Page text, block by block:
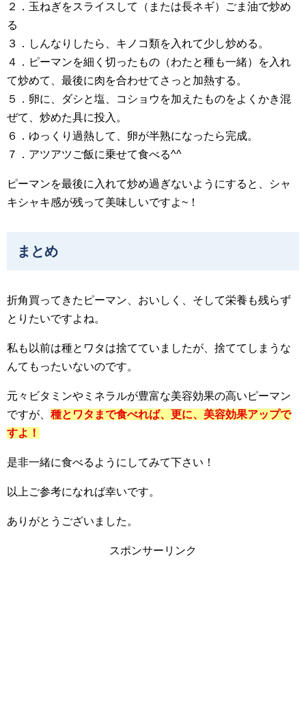
２．玉ねぎをスライスして（または長ネギ）ごま油で炒め
る
３．しんなりしたら、キノコ類を入れて少し炒める。
４．ピーマンを細く切ったもの（わたと種も一緒）を入れ
て炒めて、最後に肉を合わせてさっと加熱する。
５．卵に、ダシと塩、コショウを加えたものをよくかき混
ぜて、炒めた具に投入。
６．ゆっくり過熱して、卵が半熟になったら完成。
７．アツアツご飯に乗せて食べる^^
ピーマンを最後に入れて炒め過ぎないようにすると、シャ
キシャキ感が残って美味しいですよ~！
まとめ
折角買ってきたピーマン、おいしく、そして栄養も残らず
とりたいですよね。
私も以前は種とワタは捨てていましたが、捨ててしまうな
んてもったいないのです。
元々ビタミンやミネラルが豊富な美容効果の高いピーマン
ですが、 種とワタまで食べれば、更に、美容効果アップで
すよ！
是非一緒に食べるようにしてみて下さい！
以上ご参考になれば幸いです。
ありがとうございました。
スポンサーリンク